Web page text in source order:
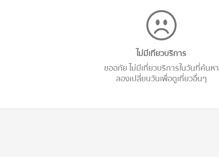
ไม่มีเทียวบริการ
ขออภัย ไม่มีเที่ยวบริการในวันที่ค้นหา
ลองเปลี่ยนวันเพื่อดูเที่ยวอื่นๆ